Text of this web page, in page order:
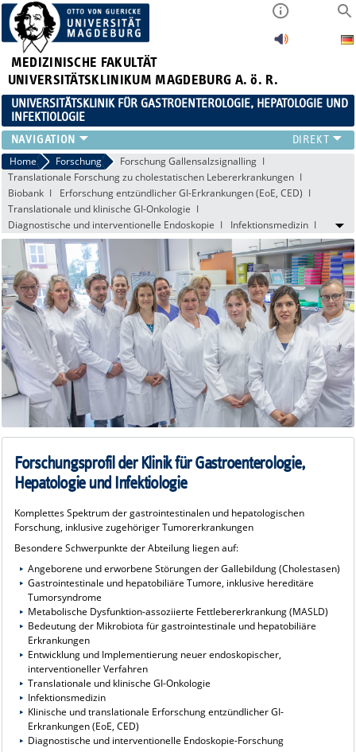
MEDIZINISCHE FAKULTÄT
UNIVERSITÄTSKLINIKUM MAGDEBURG A. ö. R.
UNIVERSITÄTSKLINIK FÜR GASTROENTEROLOGIE, HEPATOLOGIE UND
INFEKTIOLOGIE
TEAM
KLINIK
ZUWEISER
PATIENTEN
FORSCHUNG
VERANSTALTUNGEN / NEWS
Home Forschung
Forschung Gallensalzsignalling
Translationale Forschung zu cholestatischen Lebererkrankungen
Biobank
Erforschung entzündlicher GI-Erkrankungen (EoE, CED)
Translationale und klinische GI-Onkologie
Diagnostische und interventionelle Endoskopie
Infektionsmedizin
Forschungsprofil der Klinik für Gastroenterologie,
Hepatologie und Infektiologie
Komplettes Spektrum der gastrointestinalen und hepatologischen
Forschung, inklusive zugehöriger Tumorerkrankungen
Besondere Schwerpunkte der Abteilung liegen auf:
Angeborene und erworbene Störungen der Gallebildung (Cholestasen)
Gastrointestinale und hepatobiliäre Tumore, inklusive hereditäre
Tumorsyndrome
Metabolische Dysfunktion-assoziierte Fettlebererkrankung (MASLD)
Bedeutung der Mikrobiota für gastrointestinale und hepatobiliäre
Erkrankungen
Entwicklung und Implementierung neuer endoskopischer,
interventioneller Verfahren
Translationale und klinische GI-Onkologie
Infektionsmedizin
Klinische und translationale Erforschung entzündlicher GI-
Erkrankungen (EoE, CED)
Diagnostische und interventionelle Endoskopie-Forschung